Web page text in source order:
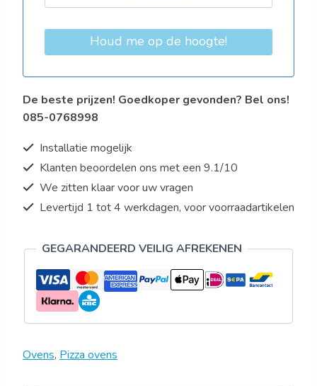
Houd me op de hoogte!
De beste prijzen! Goedkoper gevonden? Bel ons!
085-0768998
Installatie mogelijk
Klanten beoordelen ons met een 9.1/10
We zitten klaar voor uw vragen
Levertijd 1 tot 4 werkdagen, voor voorraadartikelen
GEGARANDEERD VEILIG AFREKENEN
Ovens, Pizza ovens